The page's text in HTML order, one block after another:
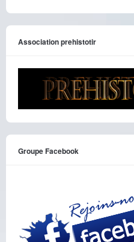
Association prehistotir
Groupe Facebook